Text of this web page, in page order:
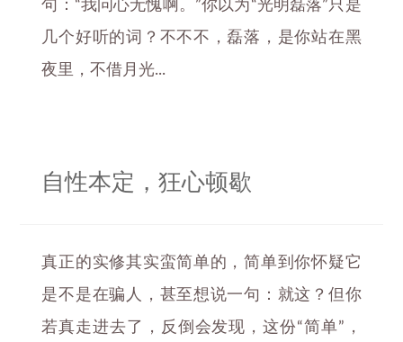
句：“我问心无愧啊。”你以为“光明磊落”只是
几个好听的词？不不不，磊落，是你站在黑
夜里，不借月光...
自性本定，狂心顿歇
真正的实修其实蛮简单的，简单到你怀疑它
是不是在骗人，甚至想说一句：就这？但你
若真走进去了，反倒会发现，这份“简单”，